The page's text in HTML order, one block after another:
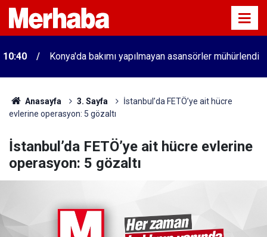
10:40 Konya'da bakımı yapılmayan asansörler mühürlendi
Anasayfa 3. Sayfa
İstanbul’da FETÖ’ye ait hücre
evlerine operasyon: 5 gözaltı
İstanbul’da FETÖ’ye ait hücre evlerine
operasyon: 5 gözaltı